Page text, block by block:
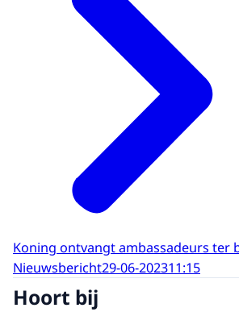
Koning ontvangt ambassadeurs ter
Nieuwsbericht29-06-202311:15
Hoort bij